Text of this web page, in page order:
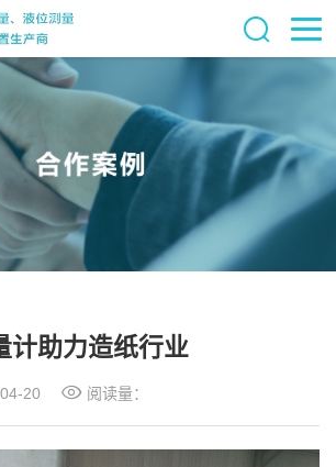
计助力造纸行业
20 阅读量：